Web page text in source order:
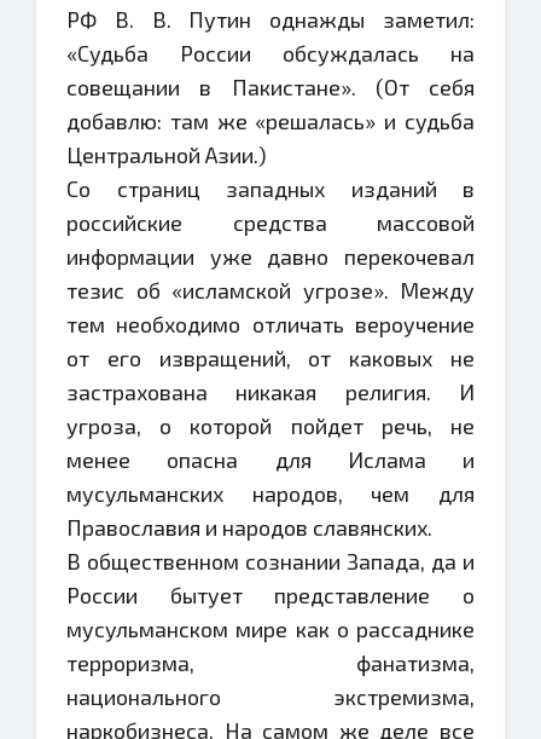
РФ В. В. Путин однажды заметил:
«Судьба России обсуждалась на
совещании в Пакистане». (От себя
добавлю: там же «решалась» и судьба
Центральной Азии.)
Со страниц западных изданий в
российские средства массовой
информации уже давно перекочевал
тезис об «исламской угрозе». Между
тем необходимо отличать вероучение
от его извращений, от каковых не
застрахована никакая религия. И
угроза, о которой пойдет речь, не
менее опасна для Ислама и
мусульманских народов, чем для
Православия и народов славянских.
В общественном сознании Запада, да и
России бытует представление о
мусульманском мире как о рассаднике
терроризма, фанатизма,
национального экстремизма,
наркобизнеса. На самом же деле все